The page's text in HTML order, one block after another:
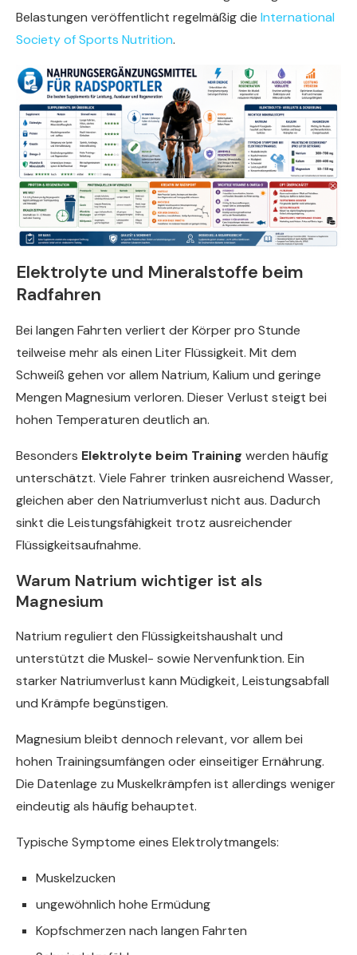
Belastungen veröffentlicht regelmäßig die International
Society of Sports Nutrition.
Elektrolyte und Mineralstoffe beim
Radfahren
Bei langen Fahrten verliert der Körper pro Stunde
teilweise mehr als einen Liter Flüssigkeit. Mit dem
Schweiß gehen vor allem Natrium, Kalium und geringe
Mengen Magnesium verloren. Dieser Verlust steigt bei
hohen Temperaturen deutlich an.
Besonders Elektrolyte beim Training werden häufig
unterschätzt. Viele Fahrer trinken ausreichend Wasser,
gleichen aber den Natriumverlust nicht aus. Dadurch
sinkt die Leistungsfähigkeit trotz ausreichender
Flüssigkeitsaufnahme.
Warum Natrium wichtiger ist als
Magnesium
Natrium reguliert den Flüssigkeitshaushalt und
unterstützt die Muskel- sowie Nervenfunktion. Ein
starker Natriumverlust kann Müdigkeit, Leistungsabfall
und Krämpfe begünstigen.
Magnesium bleibt dennoch relevant, vor allem bei
hohen Trainingsumfängen oder einseitiger Ernährung.
Die Datenlage zu Muskelkrämpfen ist allerdings weniger
eindeutig als häufig behauptet.
Typische Symptome eines Elektrolytmangels:
Muskelzucken
ungewöhnlich hohe Ermüdung
Kopfschmerzen nach langen Fahrten